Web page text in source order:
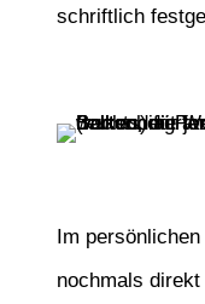
schriftlich
Im
nochmals